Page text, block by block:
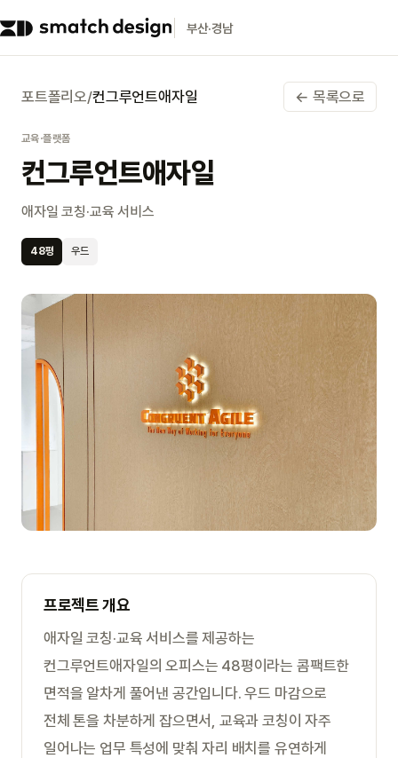
부산·경남
포트폴리오/컨그루언트애자일 ← 목록으로
교육·플랫폼
컨그루언트애자일
애자일 코칭·교육 서비스
48평 우드
프로젝트 개요
애자일 코칭·교육 서비스를 제공하는
컨그루언트애자일의 오피스는 48평이라는 콤팩트한
면적을 알차게 풀어낸 공간입니다. 우드 마감으로
전체 톤을 차분하게 잡으면서, 교육과 코칭이 자주
일어나는 업무 특성에 맞춰 자리 배치를 유연하게